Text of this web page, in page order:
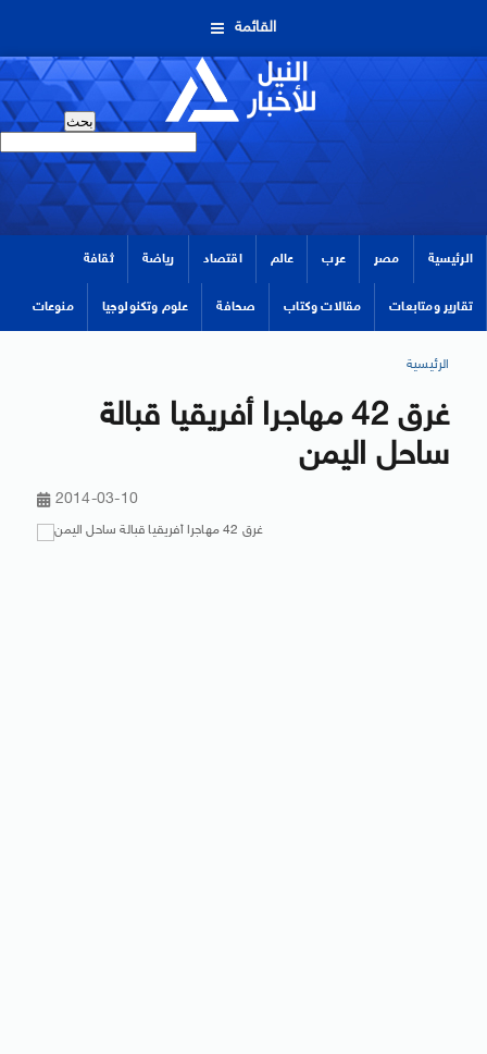
القائمة
الرئيسية مصر عرب عالم اقتصاد رياضة ثقافة
تقارير ومتابعات مقالات وكتاب صحافة علوم وتكنولوجيا منوعات
الرئيسية
غرق 42 مهاجرا أفريقيا قبالة
ساحل اليمن
2014-03-10